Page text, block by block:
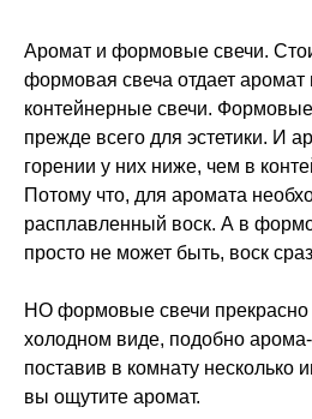
Аромат и формовые свечи.
формовая свеча отдает аромат
контейнерные свечи.
прежде всего для эстетики. И
горении у них ниже, чем в
Потому что, для аромата
расплавленный воск. А в
просто не может быть, воск
НО формовые свечи прекрасно
холодном виде, подобно
поставив в комнату несколько
вы ощутите аромат.